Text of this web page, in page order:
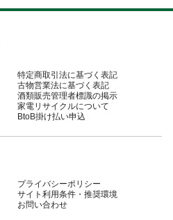
特定商取引法に基づく表記
古物営業法に基づく表記
酒類販売管理者標識の掲示
家電リサイクルについて
BtoB掛け払い申込
プライバシーポリシー
サイト利用条件・推奨環境
お問い合わせ